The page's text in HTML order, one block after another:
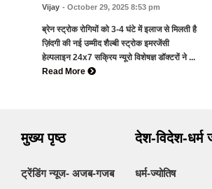
Vijay - October 29, 2025 8:53 pm
ब्रेन स्ट्रोक रोगियों को 3-4 घंटे में इलाज से मिलती है
ज़िंदगी की नई उम्मीद शैल्बी स्ट्रोक इमरजेंसी
हेल्पलाइन 24x7 सक्रिय न्यूरो विशेषज्ञ डॉक्टरों ने ...
Read More
मुख्य पृष्ठ
ट्रेंडिंग न्यूज- अजब-गजब
देश-विदेश-धर्म
धर्म-ज्योतिष